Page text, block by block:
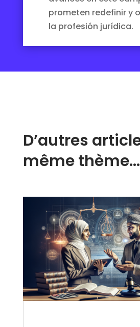
prometen redefinir y
la profesión jurídica.
D’autres
même thème…